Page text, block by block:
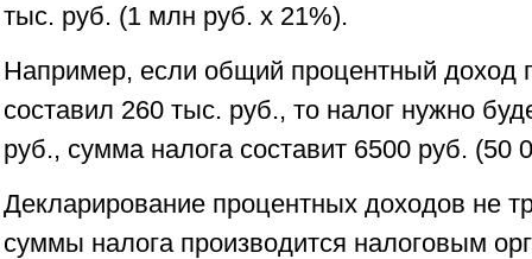
тыс. руб. (1 млн руб. х 21%).
Например, если общий процентный доход
составил 260 тыс. руб., то налог нужно
руб., сумма налога составит 6500 руб. (50
Декларирование процентных доходов не
суммы налога производится налоговым